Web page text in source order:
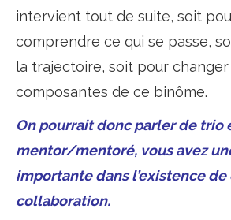
intervient tout de suite, soit
comprendre ce qui se passe,
la trajectoire, soit pour changer
composantes de ce binôme.
On pourrait donc parler de trio
mentor/mentoré, vous avez
importante dans l’existence
collaboration.